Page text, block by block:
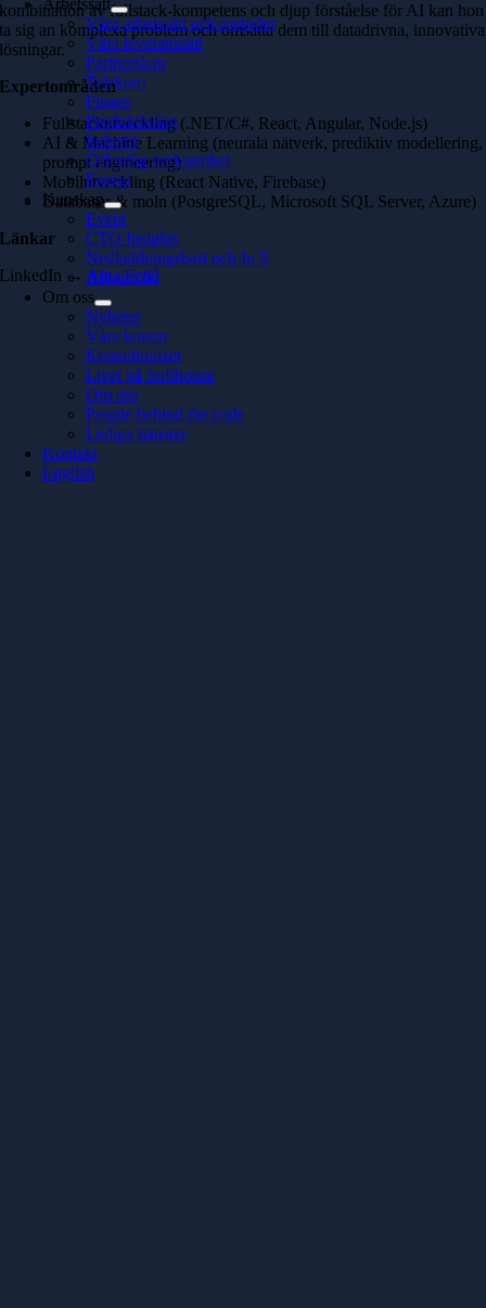
Arbetssätt
Våra arbetssätt och metoder
Våra leveranssätt
Partnerskap
Telekom
Finans
Produktbolag
Industri
Offentlig verksamhet
Energi
Kunskap
Event
CTO Insights
Nedladdningsbart och In 5
Allt om AI
Om oss
Nyheter
Våra kontor
Konsultquizet
Livet på Softhouse
Om oss
People behind the code
Lediga tjänster
Kontakt
English
kombination av fullstack-kompetens och djup förståelse för AI kan hon
ta sig an komplexa problem och omsätta dem till datadrivna, innovativa
lösningar.
Expertområden
Fullstackutveckling (.NET/C#, React, Angular, Node.js)
AI & Machine Learning (neurala nätverk, prediktiv modellering,
prompt engineering)
Mobilutveckling (React Native, Firebase)
Databaser & moln (PostgreSQL, Microsoft SQL Server, Azure)
Länkar
LinkedIn → Ajna Fetić